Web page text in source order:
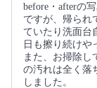
before・afterの
ですが、帰られ
ていたり洗面台
日も擦り続けや
また、お掃除し
の汚れは全く落
しました。